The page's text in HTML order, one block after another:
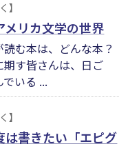
】
メリカ文学の世界
む本は、どんな本？
す皆さんは、日ご
いる ...
】
書きたい「エピグ